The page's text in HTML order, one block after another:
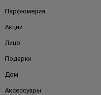
Парфюмерия
Акции
Лицо
Подарки
Дом
Аксессуары